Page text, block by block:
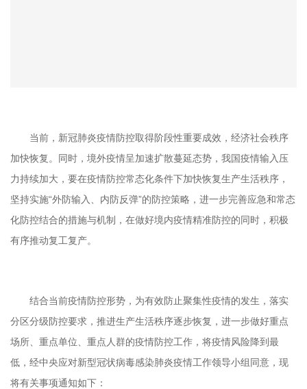
当前，新冠肺炎疫情防控取得阶段性重要成效，经济社会秩序
加快恢复。同时，境外疫情呈加速扩散蔓延态势，我国疫情输入压
力持续加大，要在疫情防控常态化条件下加快恢复生产生活秩序，
坚持实施“外防输入、内防反弹”的防控策略，进一步完善应急和常态
化防控结合的措施与机制，在做好境内疫情精准防控的同时，积极
有序推动复工复产。
结合当前疫情防控形势，为有效防止聚集性疫情的发生，落实
分区分级防控要求，推进生产生活秩序逐步恢复，进一步做好重点
场所、重点单位、重点人群的疫情防控工作，将疫情风险降到最
低，经中央应对新型冠状病毒感染肺炎疫情工作领导小组同意，现
将有关事项通知如下：